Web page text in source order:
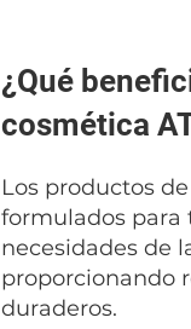
¿Qué
cosmética
Los productos
formulados para
necesidades de
proporcionando
duraderos.